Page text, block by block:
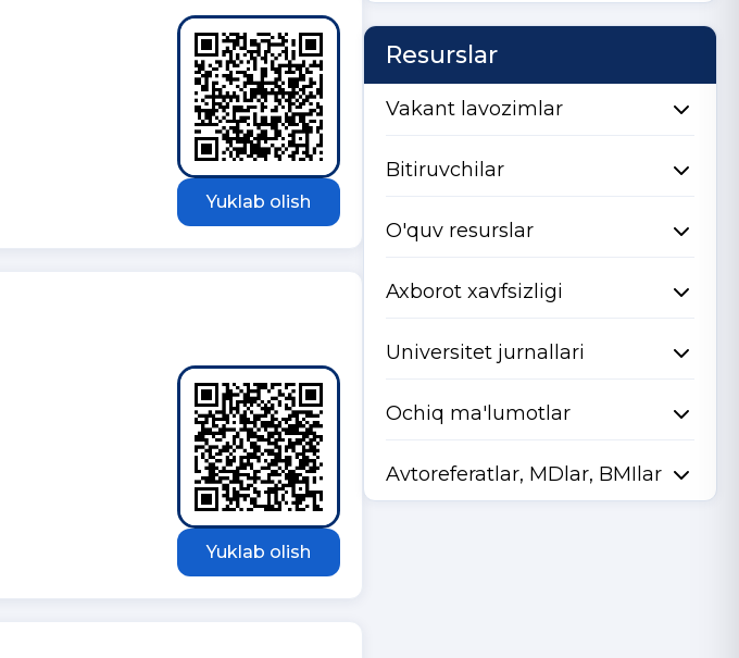
Yuklab olish
Yuklab olish
Resurslar
Vakant lavozimlar
Bitiruvchilar
O'quv resurslar
Axborot xavfsizligi
Universitet jurnallari
Ochiq ma'lumotlar
Avtoreferatlar, MDlar, BMIlar